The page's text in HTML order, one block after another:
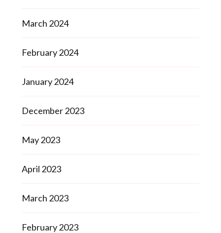
March 2024
February 2024
January 2024
December 2023
May 2023
April 2023
March 2023
February 2023